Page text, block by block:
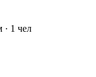
· 1 чел